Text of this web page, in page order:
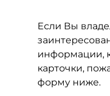
Если Вы
информации,
карточки,
форму ниже.